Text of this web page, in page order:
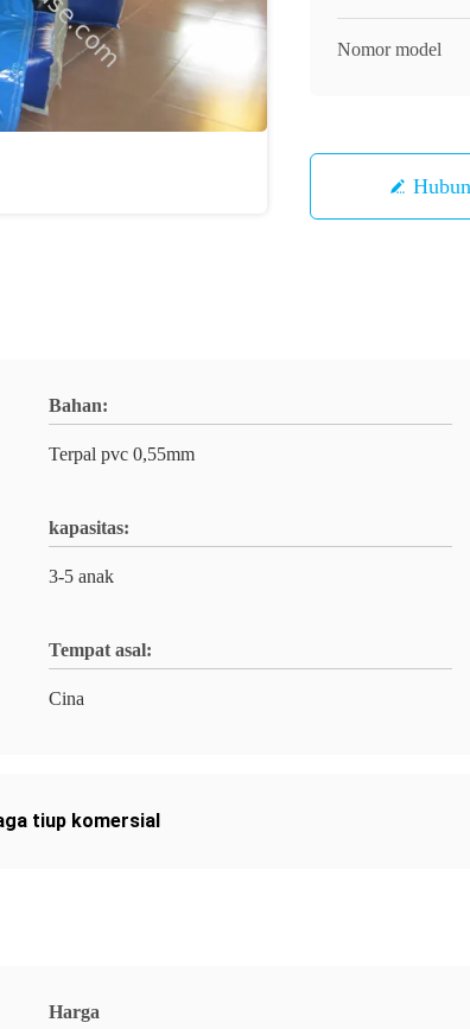
Nomor model
Bahan:
Terpal pvc 0,55mm
kapasitas:
3-5 anak
Tempat asal:
Cina
tiup komersial
Harga